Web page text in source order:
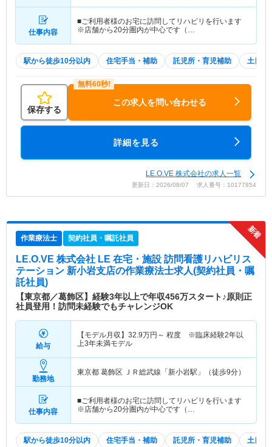
仕事内容
■ご利用者様のお宅に訪問してリハビリを行います
※店舗から20分圏内が中心です（…
駅から徒歩10分以内 住宅手当・補助 託児所・育児補助 土日祝
保存する
この求人を問い合わせる
詳細を見る
LE.O.VE 株式会社の求人一覧
更新日：2026/08/07 求人番号：10177854
作業療法士 契約社員・嘱託社員
LE.O.VE 株式会社 LE 在宅・施設 訪問看護リハビリス
テーション 新小岩支店の作業療法士求人(契約社員・嘱
託社員)
【東京都／葛飾区】経験3年以上で年収456万スタート♪原則正
社員登用！訪問未経験でもチャレンジOK
給与
【モデル月収】 32.9万円～ 程度 ※臨床経験2年以
上3年未満モデル
勤務地
東京都 葛飾区 ＪＲ総武線「新小岩駅」（徒歩9分）
仕事内容
■ご利用者様のお宅に訪問してリハビリを行います
※店舗から20分圏内が中心です（…
駅から徒歩10分以内 住宅手当・補助 託児所・育児補助 土日祝